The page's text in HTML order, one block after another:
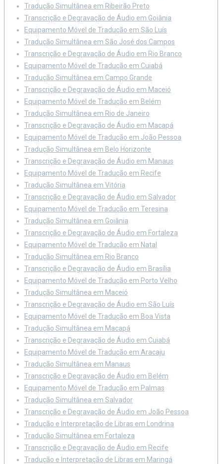
Tradução Simultânea em Ribeirão Preto
Transcrição e Degravação de Áudio em Goiânia
Equipamento Móvel de Tradução em São Luís
Tradução Simultânea em São José dos Campos
Transcrição e Degravação de Áudio em Rio Branco
Equipamento Móvel de Tradução em Cuiabá
Tradução Simultânea em Campo Grande
Transcrição e Degravação de Áudio em Maceió
Equipamento Móvel de Tradução em Belém
Tradução Simultânea em Rio de Janeiro
Transcrição e Degravação de Áudio em Macapá
Equipamento Móvel de Tradução em João Pessoa
Tradução Simultânea em Belo Horizonte
Transcrição e Degravação de Áudio em Manaus
Equipamento Móvel de Tradução em Recife
Tradução Simultânea em Vitória
Transcrição e Degravação de Áudio em Salvador
Equipamento Móvel de Tradução em Teresina
Tradução Simultânea em Goiânia
Transcrição e Degravação de Áudio em Fortaleza
Equipamento Móvel de Tradução em Natal
Tradução Simultânea em Rio Branco
Transcrição e Degravação de Áudio em Brasília
Equipamento Móvel de Tradução em Porto Velho
Tradução Simultânea em Maceió
Transcrição e Degravação de Áudio em São Luís
Equipamento Móvel de Tradução em Boa Vista
Tradução Simultânea em Macapá
Transcrição e Degravação de Áudio em Cuiabá
Equipamento Móvel de Tradução em Aracaju
Tradução Simultânea em Manaus
Transcrição e Degravação de Áudio em Belém
Equipamento Móvel de Tradução em Palmas
Tradução Simultânea em Salvador
Transcrição e Degravação de Áudio em João Pessoa
Tradução e Interpretação de Libras em Londrina
Tradução Simultânea em Fortaleza
Transcrição e Degravação de Áudio em Recife
Tradução e Interpretação de Libras em Maringá